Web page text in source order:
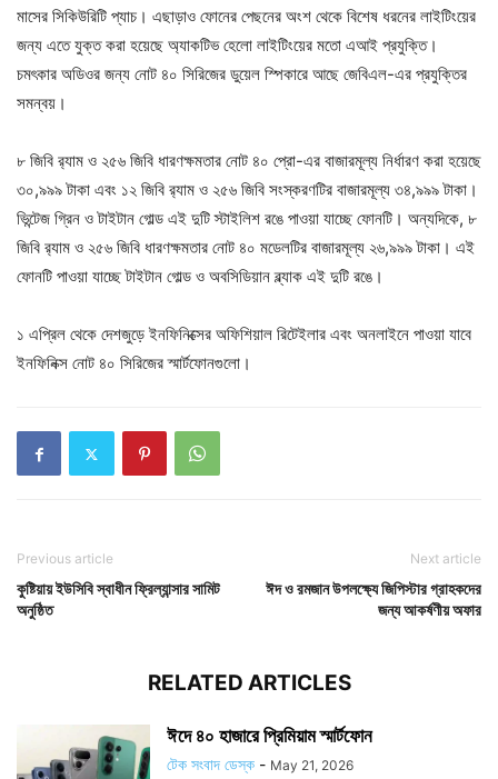
মাসের সিকিউরিটি প্যাচ। এছাড়াও ফোনের পেছনের অংশ থেকে বিশেষ ধরনের লাইটিংয়ের
জন্য এতে যুক্ত করা হয়েছে অ্যাকটিভ হেলো লাইটিংয়ের মতো এআই প্রযুক্তি।
চমৎকার অডিওর জন্য নোট ৪০ সিরিজের ডুয়েল স্পিকারে আছে জেবিএল-এর প্রযুক্তির
সমন্বয়।
৮ জিবি র‌্যাম ও ২৫৬ জিবি ধারণক্ষমতার নোট ৪০ প্রো-এর বাজারমূল্য নির্ধারণ করা হয়েছে
৩০,৯৯৯ টাকা এবং ১২ জিবি র‌্যাম ও ২৫৬ জিবি সংস্করণটির বাজারমূল্য ৩৪,৯৯৯ টাকা।
ভিন্টেজ গ্রিন ও টাইটান গোল্ড এই দুটি স্টাইলিশ রঙে পাওয়া যাচ্ছে ফোনটি। অন্যদিকে, ৮
জিবি র‍্যাম ও ২৫৬ জিবি ধারণক্ষমতার নোট ৪০ মডেলটির বাজারমূল্য ২৬,৯৯৯ টাকা। এই
ফোনটি পাওয়া যাচ্ছে টাইটান গোল্ড ও অবসিডিয়ান ব্ল্যাক এই দুটি রঙে।
১ এপ্রিল থেকে দেশজুড়ে ইনফিনিক্সের অফিশিয়াল রিটেইলার এবং অনলাইনে পাওয়া যাবে
ইনফিনিক্স নোট ৪০ সিরিজের স্মার্টফোনগুলো।
Previous article
কুষ্টিয়ায় ইউসিবি স্বাধীন ফ্রিল্যান্সার সামিট
অনুষ্ঠিত
Next article
ঈদ ও রমজান উপলক্ষ্যে জিপিস্টার গ্রাহকদের
জন্য আকর্ষণীয় অফার
RELATED ARTICLES
ঈদে ৪০ হাজারে প্রিমিয়াম স্মার্টফোন
টেক সংবাদ ডেস্ক - May 21, 2026